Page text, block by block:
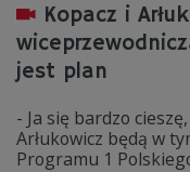
Kopacz i
jest plan
- Ja się bardzo
Arłukowicz będą w
Programu 1